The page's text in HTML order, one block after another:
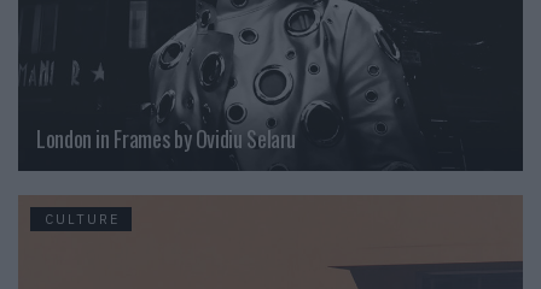
London in Frames by Ovidiu Selaru
CULTURE